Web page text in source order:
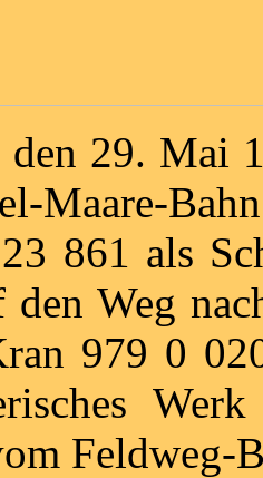
29. Mai
Maare-
861 als
den Weg
979 0
Feldweg-